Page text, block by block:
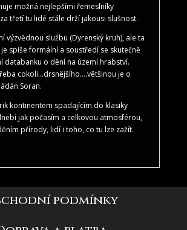
možná nejlepšími řemeslníky
třetí tu lidé stále drží jakousi slušnost.
výzvědnou službu (Dyrenský kruh), ale ta
spíše formální a soustředí se skutečně
databanku o dění na území hrabství.
cokoli…drsnějšího….většinou je o
Soran.
kontinentem spadajícím do klasiky
jak počasím a celkovou atmosférou,
přírody, lidí i toho, co tu lze zažít.
podmínky